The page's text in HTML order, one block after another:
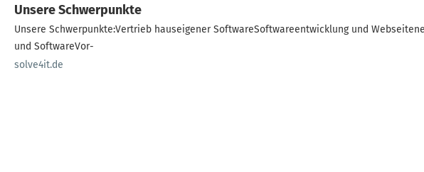
Unsere Schwerpunkte
Unsere Schwerpunkte:Vertrieb hauseigener SoftwareSoftwareentwicklung und
und SoftwareVor-
solve4it.de